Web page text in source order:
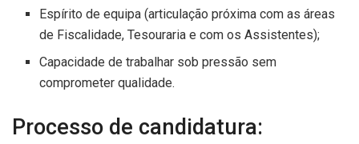
Espírito de equipa (articulação próxima com as áreas
de Fiscalidade, Tesouraria e com os Assistentes);
Capacidade de trabalhar sob pressão sem
comprometer qualidade.
Processo de candidatura: